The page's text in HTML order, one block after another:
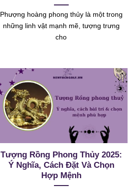
Phượng hoàng phong thủy là một trong
những linh vật mạnh mẽ, tượng trưng
cho
Tượng Rồng Phong Thủy 2025:
Ý Nghĩa, Cách Đặt Và Chọn
Hợp Mệnh